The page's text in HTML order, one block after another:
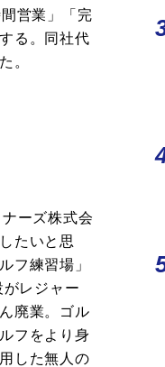
営業」「完
る。同社代
。
ーズ株式会
たいと思
フ練習場」
レジャー
廃業。ゴル
フをより身
した無人の